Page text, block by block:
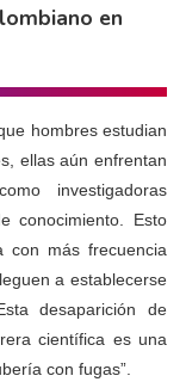
en
hombres estudian
ellas aún enfrentan
investigadoras
conocimiento. Esto
con más frecuencia
a establecerse
desaparición de
científica es una
con fugas”.